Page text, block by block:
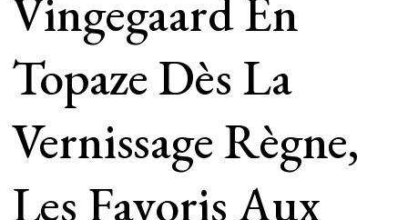
Vingegaard En
Topaze Dès La
Vernissage Règne,
Les Favoris Aux